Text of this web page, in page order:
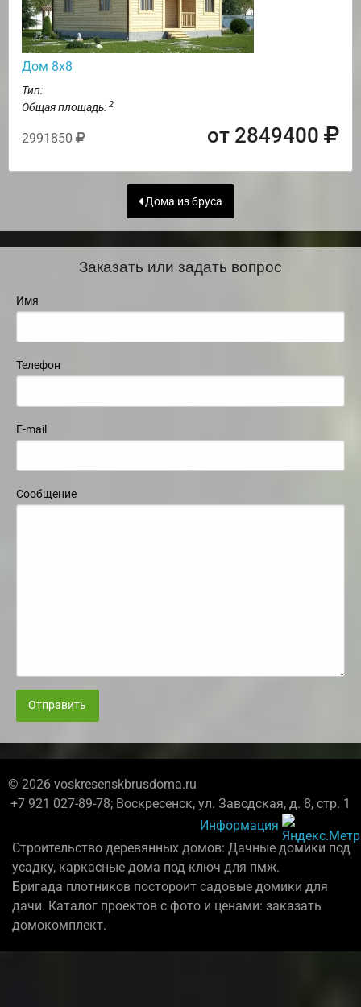
Дом 8х8
Тип:
Общая площадь: 2
2991850 от 2849400
Дома из бруса
Заказать или задать вопрос
Имя
Телефон
E-mail
Сообщение
Отправить
© 2026 voskresenskbrusdoma.ru
+7 921 027-89-78; Воскресенск, ул. Заводская, д. 8, стр. 1
Информация
Строительство деревянных домов: Дачные домики под
усадку, каркасные дома под ключ для пмж.
Бригада плотников постороит садовые домики для
дачи. Каталог проектов с фото и ценами: заказать
домокомплект.